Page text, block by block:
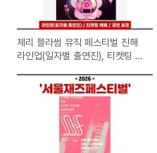
체리 블라썸 뮤직 페스티벌 진해
라인업(일자별 출연진), 티켓팅 예
CHERRY BLOSSOM MUSIC
FESTIVAL